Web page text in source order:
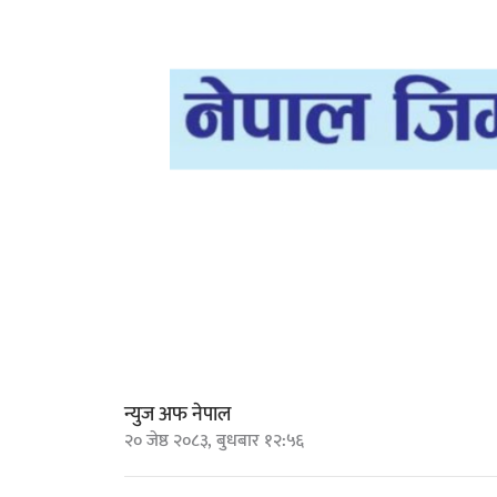
न्युज अफ नेपाल
२० जेष्ठ २०८३, बुधबार १२:५६